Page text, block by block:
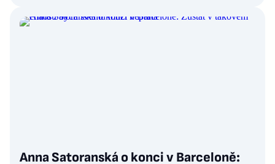
Anna Satoranská o konci v Barceloně: